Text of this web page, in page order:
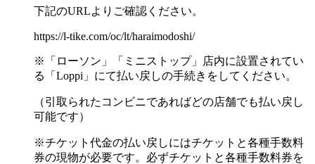
下記のURLよりご確認ください。
https://l-tike.com/oc/lt/haraimodoshi/
※「ローソン」「ミニストップ」店内に設置されてい
る「Loppi」にて払い戻しの手続きをしてください。
（引取られたコンビニであればどの店舗でも払い戻し
可能です）
※チケット代金の払い戻しにはチケットと各種手数料
券の現物が必要です。必ずチケットと各種手数料券を